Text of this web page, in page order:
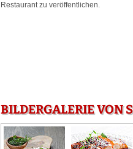
Restaurant zu veröffentlichen.
BILDERGALERIE VON